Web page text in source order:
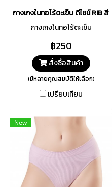
กางเกงในทอไร้ตะเข็บ ดีไซน์
กางเกงในทอไร้ตะเข็บ
฿250
สั่งซื้อสินค้า
(มีหลายคุณสมบัติให้เลือก)
เปรียบเทียบ
New